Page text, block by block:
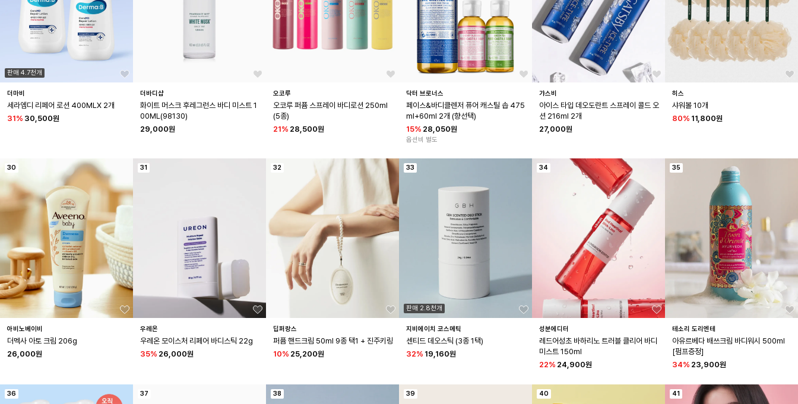
판매 4.7천개
더마비
세라엠디 리페어 로션 400MLX 2개
31% 30,500원
더바디샵
화이트 머스크 후레그런스 바디 미스트 1
00ML(98130)
29,000원
오코루
오코루 퍼퓸 스프레이 바디로션 250ml
(5종)
21% 28,500원
닥터 브로너스
페이스&바디클렌저 퓨어 캐스틸 솝 475
ml+60ml 2개 (향선택)
15% 28,050원
옵션비 별도
갸스비
아이스 타입 데오도란트 스프레이 콜드 오
션 216ml 2개
27,000원
히스
샤워볼 10개
80% 11,800원
30
아비노베이비
더멕사 아토 크림 206g
26,000원
31
우레온
우레온 모이스처 리페어 바디스틱 22g
35% 26,000원
32
딥퍼랑스
퍼퓸 핸드크림 50ml 9종 택1 + 진주키링
10% 25,200원
33
판매 2.8천개
지비에이치 코스메틱
센티드 데오스틱 (3종 1택)
32% 19,160원
34
성분에디터
레드어성초 바하리노 트러블 클리어 바디
미스트 150ml
22% 24,900원
35
테소리 도리엔테
아유르베다 배쓰크림 바디워시 500ml
[펌프증정]
34% 23,900원
36 37 38 39 40 41